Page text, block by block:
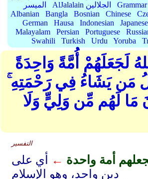
الميسر
AlJalalain الجلالين
Albanian
Bangla Bosnian Chinese
German
Hausa Indonesian Japanese
Malayalam
Persian Portuguese
Swahili
Turkish Urdu Yoruba
لَجَعَلَهُمْ أُمَّةً وَاحِدَةً
مَن يَشَاءُ فِي رَحْمَتِهِ
مَا لَهُم مِّن وَلِيٍّ وَلَا
التفسير
أمة واحدة ←
أي على
دين واحد، وهو الإسلام